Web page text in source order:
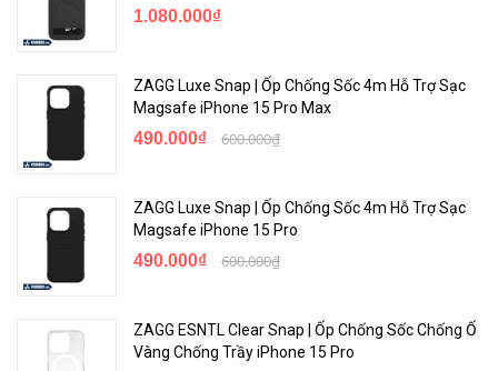
1.080.000₫
ZAGG Luxe Snap | Ốp Chống Sốc 4m Hỗ Trợ Sạc
Magsafe iPhone 15 Pro Max
490.000₫ 600.000₫
ZAGG Luxe Snap | Ốp Chống Sốc 4m Hỗ Trợ Sạc
Magsafe iPhone 15 Pro
490.000₫ 600.000₫
ZAGG ESNTL Clear Snap | Ốp Chống Sốc Chống Ố
Vàng Chống Trầy iPhone 15 Pro